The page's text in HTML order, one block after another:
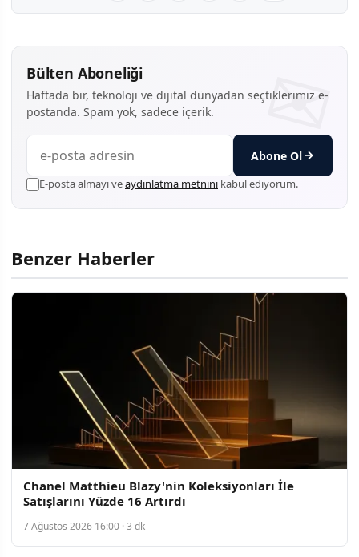
Bülten Aboneliği
Haftada bir, teknoloji ve dijital dünyadan seçtiklerimiz e-
postanda. Spam yok, sadece içerik.
Abone Ol
E-posta almayı veaydınlatma metnini kabul ediyorum.
Benzer Haberler
Chanel Matthieu Blazy'nin Koleksiyonları İle
Satışlarını Yüzde 16 Artırdı
7 Ağustos 2026 16:00 · 3 dk